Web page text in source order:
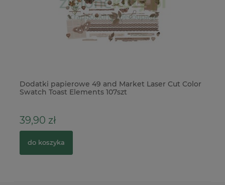
Dodatki papierowe 49 and Market Laser Cut Color
Swatch Toast Elements 107szt
39,90 zł
do koszyka